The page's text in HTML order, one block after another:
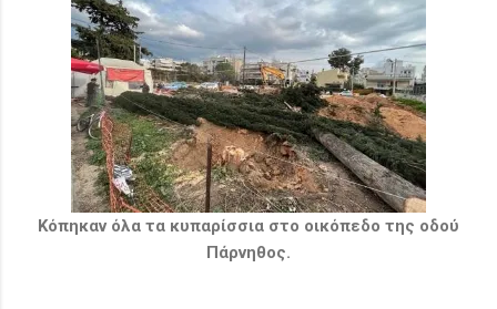
Κόπηκαν όλα τα κυπαρίσσια στο οικόπεδο της οδού
Πάρνηθος.